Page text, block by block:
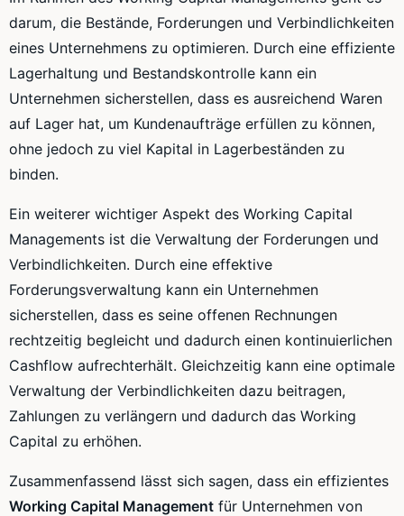
darum, die Bestände, Forderungen und Verbindlichkeiten
eines Unternehmens zu optimieren. Durch eine effiziente
Lagerhaltung und Bestandskontrolle kann ein
Unternehmen sicherstellen, dass es ausreichend Waren
auf Lager hat, um Kundenaufträge erfüllen zu können,
ohne jedoch zu viel Kapital in Lagerbeständen zu
binden.
Ein weiterer wichtiger Aspekt des Working Capital
Managements ist die Verwaltung der Forderungen und
Verbindlichkeiten. Durch eine effektive
Forderungsverwaltung kann ein Unternehmen
sicherstellen, dass es seine offenen Rechnungen
rechtzeitig begleicht und dadurch einen kontinuierlichen
Cashflow aufrechterhält. Gleichzeitig kann eine optimale
Verwaltung der Verbindlichkeiten dazu beitragen,
Zahlungen zu verlängern und dadurch das Working
Capital zu erhöhen.
Zusammenfassend lässt sich sagen, dass ein effizientes
Working Capital Management für Unternehmen von